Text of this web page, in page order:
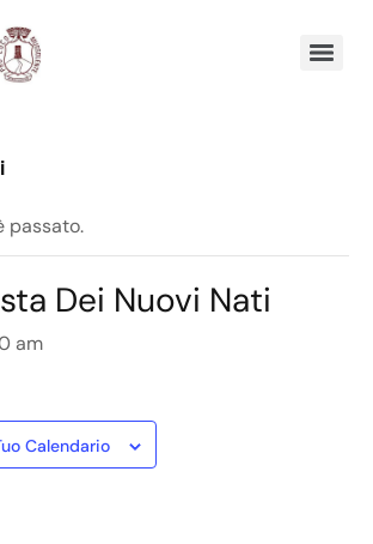
passato.
Dei Nuovi Nati
am
Calendario